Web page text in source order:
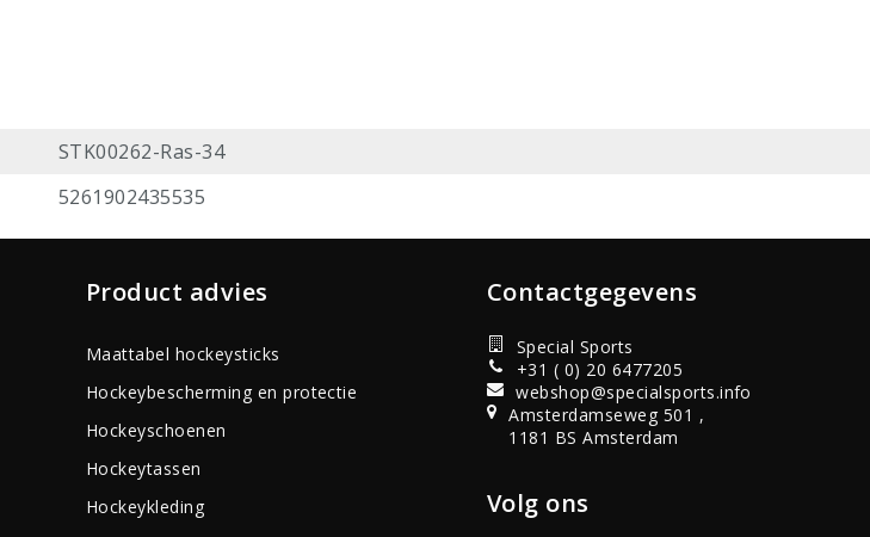
STK00262-Ras-34
5261902435535
Product advies
Maattabel hockeysticks
Hockeybescherming en protectie
Hockeyschoenen
Hockeytassen
Hockeykleding
Contactgegevens
Special Sports
+31 ( 0) 20 6477205
webshop@specialsports.info
Amsterdamseweg 501 ,
1181 BS Amsterdam
Volg ons